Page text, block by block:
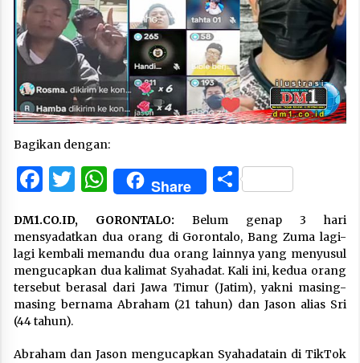
Bagikan dengan:
Facebook
Twitter
WhatsApp
Share Share
DM1.CO.ID, GORONTALO: Belum genap 3 hari
mensyadatkan dua orang di Gorontalo, Bang Zuma lagi-
lagi kembali memandu dua orang lainnya yang menyusul
mengucapkan dua kalimat Syahadat. Kali ini, kedua orang
tersebut berasal dari Jawa Timur (Jatim), yakni masing-
masing bernama Abraham (21 tahun) dan Jason alias Sri
(44 tahun).
Abraham dan Jason mengucapkan Syahadatain di TikTok